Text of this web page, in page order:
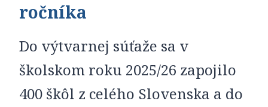
ročníka
Do výtvarnej súťaže sa v
školskom roku 2025/26 zapojilo
400 škôl z celého Slovenska a do